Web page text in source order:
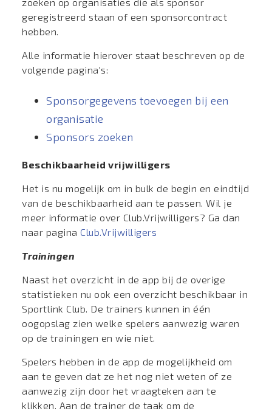
geregistreerd staan of een sponsorcontract
hebben.
Alle informatie hierover staat beschreven op de
volgende pagina's:
Sponsorgegevens toevoegen bij een
organisatie
Sponsors zoeken
Beschikbaarheid vrijwilligers
Het is nu mogelijk om in bulk de begin en eindtijd
van de beschikbaarheid aan te passen. Wil je
meer informatie over Club.Vrijwilligers? Ga dan
naar pagina Club.Vrijwilligers
Trainingen
Naast het overzicht in de app bij de overige
statistieken nu ook een overzicht beschikbaar in
Sportlink Club. De trainers kunnen in één
oogopslag zien welke spelers aanwezig waren
op de trainingen en wie niet.
Spelers hebben in de app de mogelijkheid om
aan te geven dat ze het nog niet weten of ze
aanwezig zijn door het vraagteken aan te
klikken. Aan de trainer de taak om de